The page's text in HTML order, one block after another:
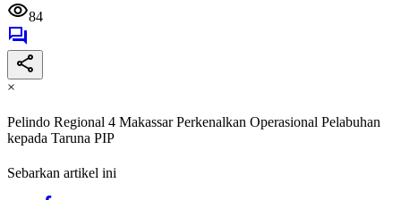
84
×
Pelindo Regional 4 Makassar Perkenalkan Operasional Pelabuhan
kepada Taruna PIP
Sebarkan artikel ini